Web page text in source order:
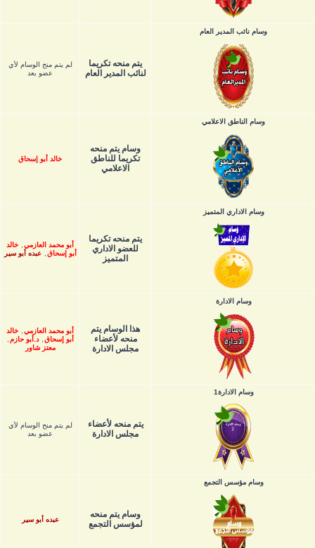
وسام نائب المدير العام
يتم منحه تكريما
لنائب المدير العام
لم يتم منح الوسام لأي
عضو بعد
وسام الناطق الاعلامي
وسام يتم منحه
تكريما للناطق
الاعلامي
خالد أبو إسحاق
وسام الاداري المتميز
يتم منحه تكريما
للعضو الاداري
المتميز
أبو محمد العازمي
خالد
أبو إسحاق
عبده أبو سير
وسام الادارة
هذا الوسام يتم
منحه لأعضاء
مجلس الادارة
أبو محمد العازمي
خالد
أبو إسحاق
,د.أبو حازم
معتز شاور
وسام الادارة1
يتم منحه لأعضاء
مجلس الادارة
لم يتم منح الوسام لأي
عضو بعد
وسام مؤسس التجمع
وسام يتم منحه
لمؤسس التجمع
عبده أبو سير